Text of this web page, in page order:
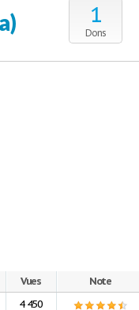
1
Dons
Vues
Note
4 450